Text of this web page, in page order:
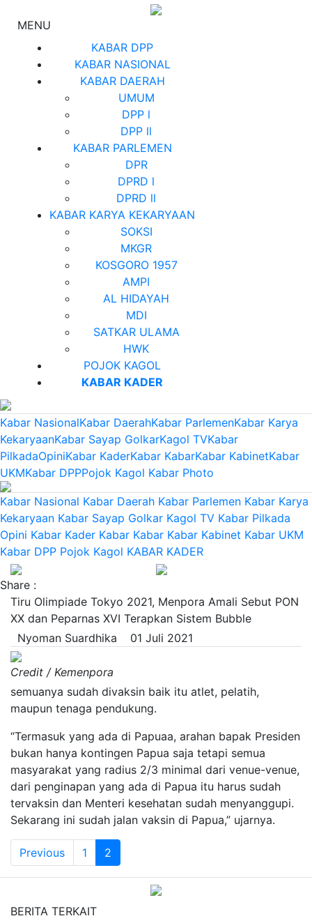
MENU
KABAR DPP
KABAR NASIONAL
KABAR DAERAH
UMUM
DPP l
DPP ll
KABAR PARLEMEN
DPR
DPRD l
DPRD ll
KABAR KARYA KEKARYAAN
SOKSI
MKGR
KOSGORO 1957
AMPI
AL HIDAYAH
MDI
SATKAR ULAMA
HWK
POJOK KAGOL
KABAR KADER
Kabar NasionalKabar DaerahKabar ParlemenKabar Karya
KekaryaanKabar Sayap GolkarKagol TVKabar
PilkadaOpiniKabar KaderKabar KabarKabar KabinetKabar
UKMKabar DPPPojok Kagol Kabar Photo
Kabar Nasional Kabar Daerah Kabar Parlemen Kabar Karya
Kekaryaan Kabar Sayap Golkar Kagol TV Kabar Pilkada
Opini Kabar Kader Kabar Kabar Kabar Kabinet Kabar UKM
Kabar DPP Pojok Kagol KABAR KADER
Share :
Tiru Olimpiade Tokyo 2021, Menpora Amali Sebut PON
XX dan Peparnas XVI Terapkan Sistem Bubble
Nyoman Suardhika
01 Juli 2021
Credit / Kemenpora
semuanya sudah divaksin baik itu atlet, pelatih,
maupun tenaga pendukung.
“Termasuk yang ada di Papuaa, arahan bapak Presiden
bukan hanya kontingen Papua saja tetapi semua
masyarakat yang radius 2/3 minimal dari venue-venue,
dari penginapan yang ada di Papua itu harus sudah
tervaksin dan Menteri kesehatan sudah menyanggupi.
Sekarang ini sudah jalan vaksin di Papua,” ujarnya.
Previous 1 2
BERITA TERKAIT